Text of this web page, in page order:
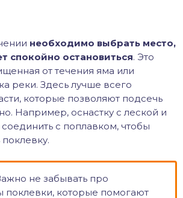
необходимо выбрать место,
спокойно остановиться. Это
от течения яма или
реки. Здесь лучше всего
которые позволяют подсечь
Например, оснастку с леской и
с поплавком, чтобы
не забывать про
поклевки, которые помогают